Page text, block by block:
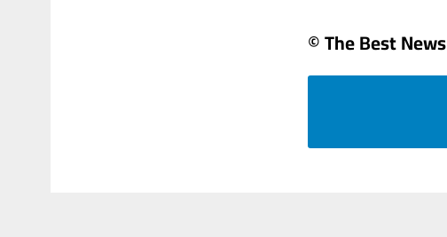
© The Best News